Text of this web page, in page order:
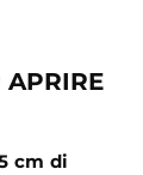
APRIRE
cm di